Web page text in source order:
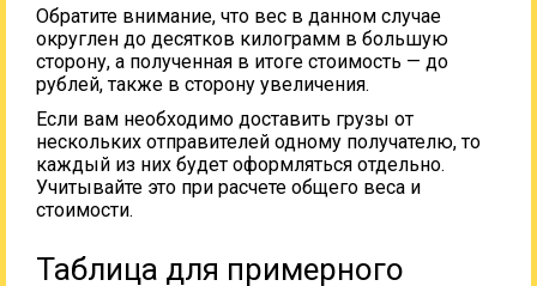
Обратите внимание, что вес в данном случае
округлен до десятков килограмм в большую
сторону, а полученная в итоге стоимость — до
рублей, также в сторону увеличения.
Если вам необходимо доставить грузы от
нескольких отправителей одному получателю, то
каждый из них будет оформляться отдельно.
Учитывайте это при расчете общего веса и
стоимости.
Таблица для примерного